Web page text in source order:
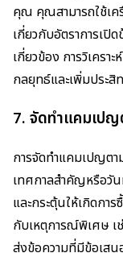
คุณ คุณสามารถใช้เค
เกี่ยวกับอัตราการเปิ
เกี่ยวข้อง การวิเครา
กลยุทธ์และเพิ่มประสิ
7. จัดทำแคมเป
การจัดทำแคมเปญตา
เทศกาลสำคัญหรือวั
และกระตุ้นให้เกิดกา
กับเหตุการณ์พิเศษ เ
ส่งข้อความที่มีข้อเส